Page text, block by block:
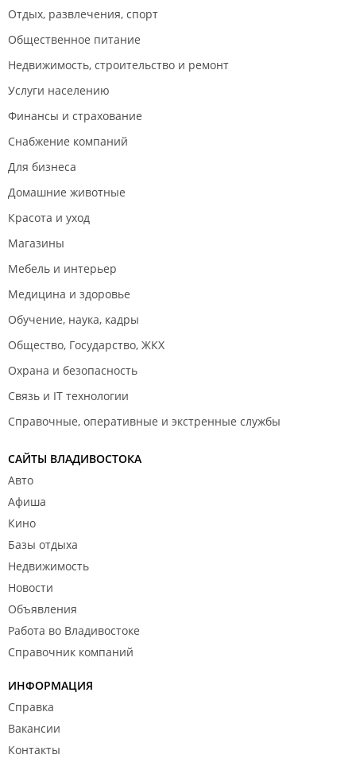
Отдых, развлечения, спорт
Общественное питание
Недвижимость, строительство и ремонт
Услуги населению
Финансы и страхование
Снабжение компаний
Для бизнеса
Домашние животные
Красота и уход
Магазины
Мебель и интерьер
Медицина и здоровье
Обучение, наука, кадры
Общество, Государство, ЖКХ
Охрана и безопасность
Связь и IT технологии
Справочные, оперативные и экстренные службы
САЙТЫ ВЛАДИВОСТОКА
Авто
Афиша
Кино
Базы отдыха
Недвижимость
Новости
Объявления
Работа во Владивостоке
Справочник компаний
ИНФОРМАЦИЯ
Справка
Вакансии
Контакты